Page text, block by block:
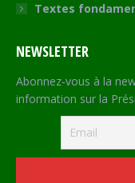
Textes
NEWSLETTER
Abonnez-vous à la
information sur la